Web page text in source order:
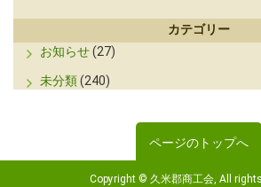
カテゴリー
お知らせ(27)
未分類(240)
ページのトップへ
Copyright © 久米郡商工会, All